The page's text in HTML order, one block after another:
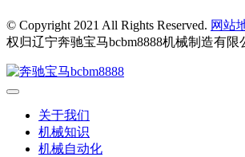
© Copyright 2021 All Rights Reserved. 网站
权归辽宁奔驰宝马bcbm8888机械制造有限
关于我们
机械知识
机械自动化